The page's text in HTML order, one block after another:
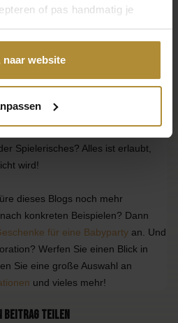
of pas handmatig je
naar website
wird garantiert in Ehren gehalten.
Das Wichtigste ist
Tag um Geselligkeit und das Feiern
Art zu zeigen, dass Sie an die
Spielerisches? Alles ist erlaubt,
wird!
dieses Blogs noch mehr
konkreten Beispielen? Dann
für eine Babyparty an. Und
Werfen Sie einen Blick in
Sie eine große Auswahl an
und vieles mehr!
Beitrag teilen